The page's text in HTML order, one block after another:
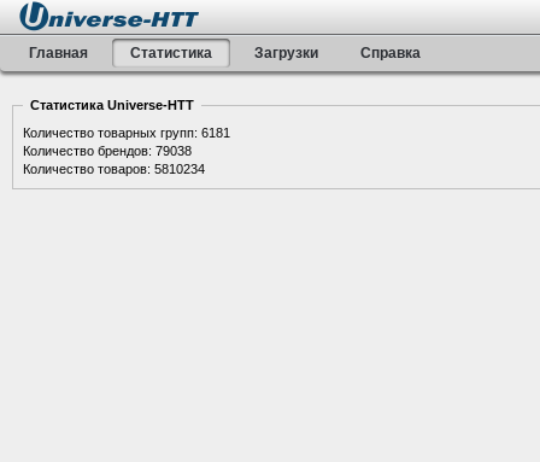
Главная Статистика Загрузки Справка
Статистика Universe-HTT
Количество товарных групп: 6181
Количество брендов: 79038
Количество товаров: 5810234